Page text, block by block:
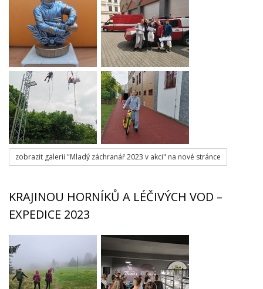
zobrazit galerii "Mladý záchranář 2023 v akci" na nové stránce
KRAJINOU HORNÍKŮ A LÉČIVÝCH VOD –
EXPEDICE 2023